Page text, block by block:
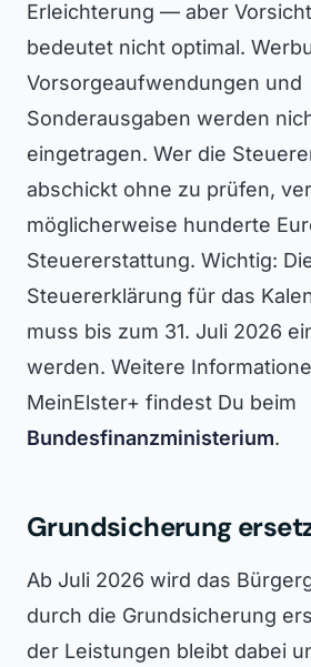
Erleichterung — aber
bedeutet nicht optimal.
Vorsorgeaufwendungen und
Sonderausgaben werden
eingetragen. Wer die
abschickt ohne zu prüfen,
möglicherweise hunderte
Steuererstattung. Wichtig:
Steuererklärung für das
muss bis zum 31. Juli 2026
werden. Weitere
MeinElster+ findest Du beim
Bundesfinanzministerium.
Grundsicherung
Ab Juli 2026 wird das
durch die Grundsicherung
der Leistungen bleibt dabei